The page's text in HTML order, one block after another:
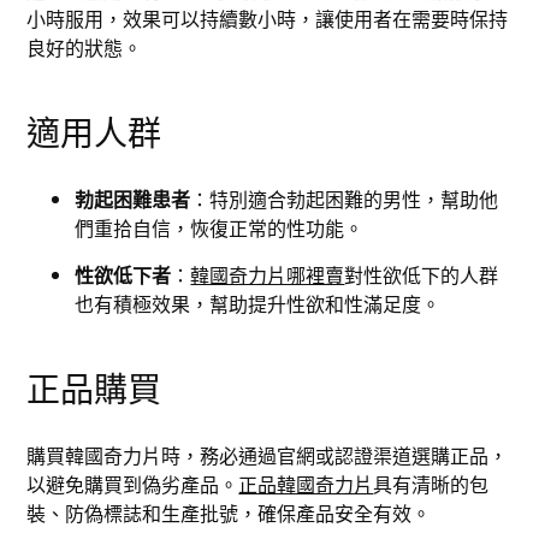
小時服用，效果可以持續數小時，讓使用者在需要時保持
良好的狀態。
適用人群
勃起困難患者 ：特別適合勃起困難的男性，幫助他
們重拾自信，恢復正常的性功能。
性欲低下者 ：韓國奇力片哪裡賣對性欲低下的人群
也有積極效果，幫助提升性欲和性滿足度。
正品購買
購買韓國奇力片時，務必通過官網或認證渠道選購正品，
以避免購買到偽劣產品。 正品韓國奇力片具有清晰的包
裝、防偽標誌和生產批號，確保產品安全有效。